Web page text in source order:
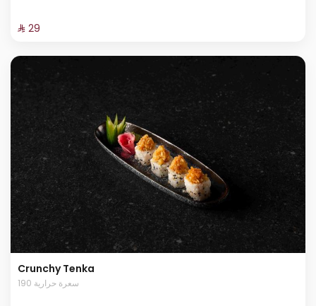
⁨⁦‪‬ 29⁩
Crunchy Tenka
190 سعرة حرارية